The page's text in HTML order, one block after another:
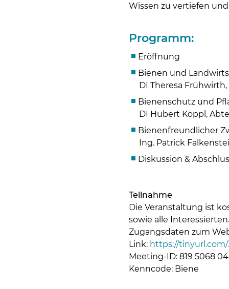
Wissen zu vertiefen
Programm:
Eröffnung
Bienen und
DI Theresa
Bienenschutz und
DI Hubert Köppl,
Bienenfreundlicher
Ing. Patrick
Diskussion &
Teilnahme
Die Veranstaltung ist
sowie alle
Zugangsdaten zum
Link: https://
Meeting-ID: 819 5068
Kenncode: Biene